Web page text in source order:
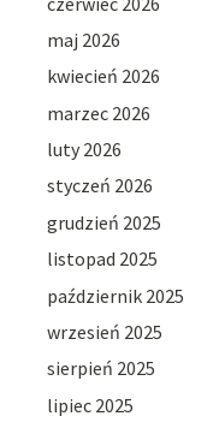
maj 2026
kwiecień 2026
marzec 2026
luty 2026
styczeń 2026
grudzień 2025
listopad 2025
październik 2025
wrzesień 2025
sierpień 2025
lipiec 2025